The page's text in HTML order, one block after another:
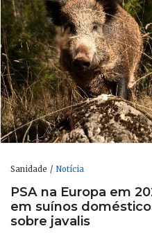
Sanidade Notícia
PSA na Europa em
em suínos
sobre javalis